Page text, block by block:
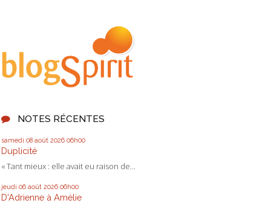
NOTES RÉCENTES
samedi 08 août 2026 06h00
Duplicité
« Tant mieux : elle avait eu raison de...
jeudi 06 août 2026 06h00
D'Adrienne à Amélie